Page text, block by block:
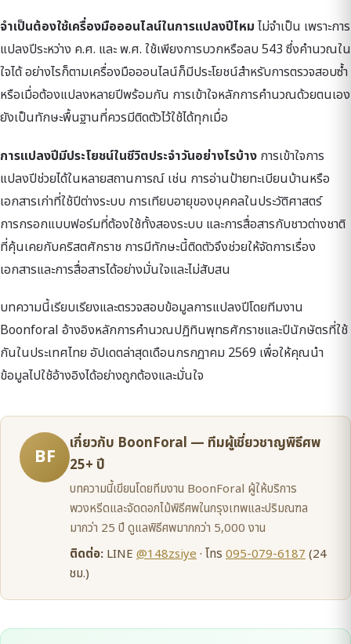
จำเป็นต้องใช้เครื่องมือออนไลน์ในการแปลงปีไหม ไม่จำเป็น เพราะการ
แปลงปีระหว่าง ค.ศ. และ พ.ศ. ใช้เพียงการบวกหรือลบ 543 ซึ่งคำนวณใน
ใจได้ อย่างไรก็ตามเครื่องมือออนไลน์ก็มีประโยชน์สำหรับการตรวจสอบซ้ำ
หรือเมื่อต้องแปลงหลายปีพร้อมกัน การเข้าใจหลักการคำนวณด้วยตนเอง
ยังเป็นทักษะพื้นฐานที่ควรมีติดตัวไว้ใช้ได้ทุกเมื่อ
การแปลงปีมีประโยชน์ในชีวิตประจำวันอย่างไรบ้าง การเข้าใจการ
แปลงปีช่วยได้ในหลายสถานการณ์ เช่น การอ่านป้ายทะเบียนบ้านหรือ
เอกสารเก่าที่ใช้ปีต่างระบบ การเทียบอายุของบุคคลในประวัติศาสตร์
การกรอกแบบฟอร์มที่ต้องใช้ทั้งสองระบบ และการสื่อสารกับชาวต่างชาติ
ที่คุ้นเคยกับคริสตศักราช การมีทักษะนี้ติดตัวจึงช่วยให้จัดการเรื่อง
เอกสารและการสื่อสารได้อย่างมั่นใจและไม่สับสน
บทความนี้เรียบเรียงและตรวจสอบข้อมูลการแปลงปีโดยทีมงาน
Boonforal อ้างอิงหลักการคำนวณปฏิทินพุทธศักราชและปีนักษัตรที่ใช้
กันในประเทศไทย อัปเดตล่าสุดเดือนกรกฎาคม 2569 เพื่อให้คุณนำ
ข้อมูลไปใช้อ้างอิงได้อย่างถูกต้องและมั่นใจ
BF
เกี่ยวกับ BoonForal — ทีมผู้เชี่ยวชาญพิธีศพ
25+ ปี
บทความนี้เขียนโดยทีมงาน BoonForal ผู้ให้บริการ
พวงหรีดและจัดดอกไม้พิธีศพในกรุงเทพและปริมณฑล
มากว่า 25 ปี ดูแลพิธีศพมากกว่า 5,000 งาน
ติดต่อ: LINE @148zsiye· โทร 095-079-6187(24
ชม.)